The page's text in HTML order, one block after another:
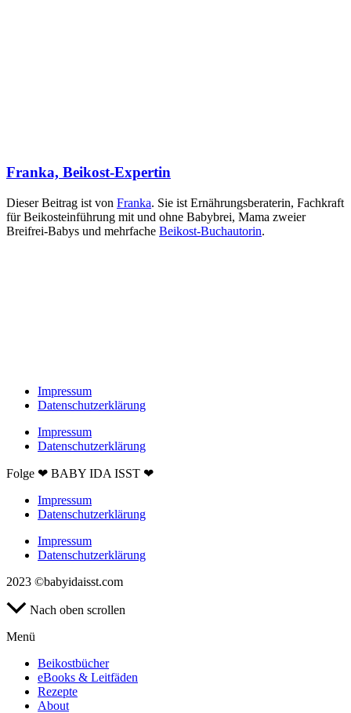
Franka, Beikost-Expertin
Dieser Beitrag ist von Franka. Sie ist Ernährungsberaterin, Fachkraft
für Beikosteinführung mit und ohne Babybrei, Mama zweier
Breifrei-Babys und mehrfache Beikost-Buchautorin.
Impressum
Datenschutzerklärung
Impressum
Datenschutzerklärung
Folge ❤ BABY IDA ISST ❤
Impressum
Datenschutzerklärung
Impressum
Datenschutzerklärung
2023 ©babyidaisst.com
Nach oben scrollen
Menü
Beikostbücher
eBooks & Leitfäden
Rezepte
About